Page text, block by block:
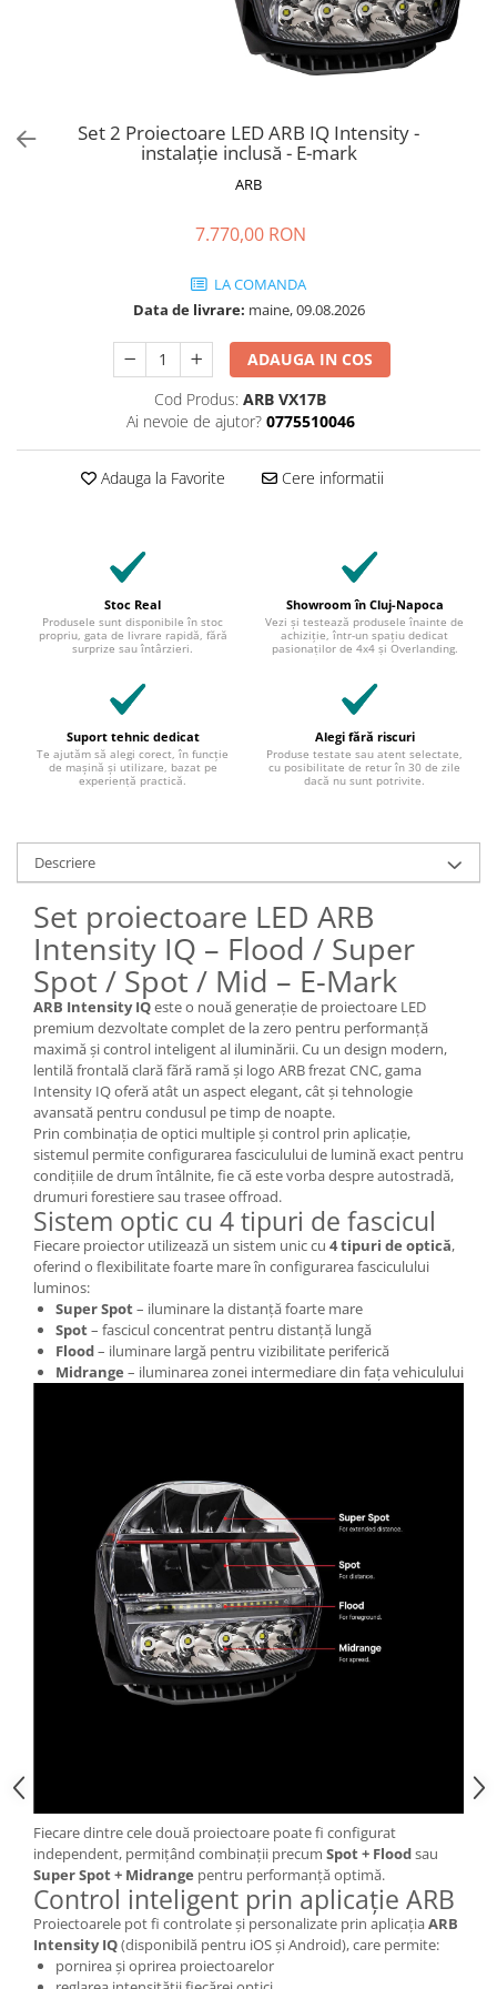
Set 2 Proiectoare LED ARB IQ Intensity -
instalație inclusă - E-mark
ARB
7.770,00 RON
LA COMANDA
Data de livrare: maine, 09.08.2026
ADAUGA IN COS
Cod Produs: ARB VX17B
Ai nevoie de ajutor? 0775510046
Adauga la Favorite Cere informatii
Stoc Real
Produsele sunt disponibile în stoc
propriu, gata de livrare rapidă, fără
surprize sau întârzieri.
Showroom în Cluj-Napoca
Vezi și testează produsele înainte de
achiziție, într-un spațiu dedicat
pasionaților de 4x4 și Overlanding.
Suport tehnic dedicat
Te ajutăm să alegi corect, în funcție
de mașină și utilizare, bazat pe
experiență practică.
Alegi fără riscuri
Produse testate sau atent selectate,
cu posibilitate de retur în 30 de zile
dacă nu sunt potrivite.
Descriere
Set proiectoare LED ARB
Intensity IQ – Flood / Super
Spot / Spot / Mid – E-Mark
ARB Intensity IQeste o nouă generație de proiectoare LED
premium dezvoltate complet de la zero pentru performanță
maximă și control inteligent al iluminării. Cu un design modern,
lentilă frontală clară fără ramă și logo ARB frezat CNC, gama
Intensity IQ oferă atât un aspect elegant, cât și tehnologie
avansată pentru condusul pe timp de noapte.
Prin combinația de optici multiple și control prin aplicație,
sistemul permite configurarea fasciculului de lumină exact pentru
condițiile de drum întâlnite, fie că este vorba despre autostradă,
drumuri forestiere sau trasee offroad.
Sistem optic cu 4 tipuri de fascicul
Fiecare proiector utilizează un sistem unic cu 4 tipuri de optică,
oferind o flexibilitate foarte mare în configurarea fasciculului
luminos:
Super Spot– iluminare la distanță foarte mare
Spot– fascicul concentrat pentru distanță lungă
Flood– iluminare largă pentru vizibilitate periferică
Midrange – iluminarea zonei intermediare din fața vehiculului
Fiecare dintre cele două proiectoare poate fi configurat
independent, permițând combinații precum Spot + Floodsau
Super Spot + Midrange pentru performanță optimă.
Control inteligent prin aplicație ARB
Proiectoarele pot fi controlate și personalizate prin aplicațiaARB
Intensity IQ(disponibilă pentru iOS și Android), care permite:
pornirea și oprirea proiectoarelor